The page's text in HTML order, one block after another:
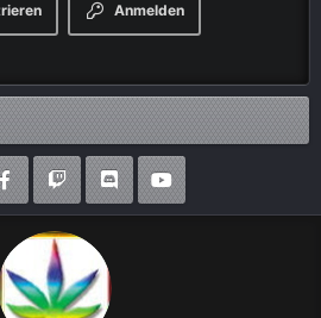
Anmelden